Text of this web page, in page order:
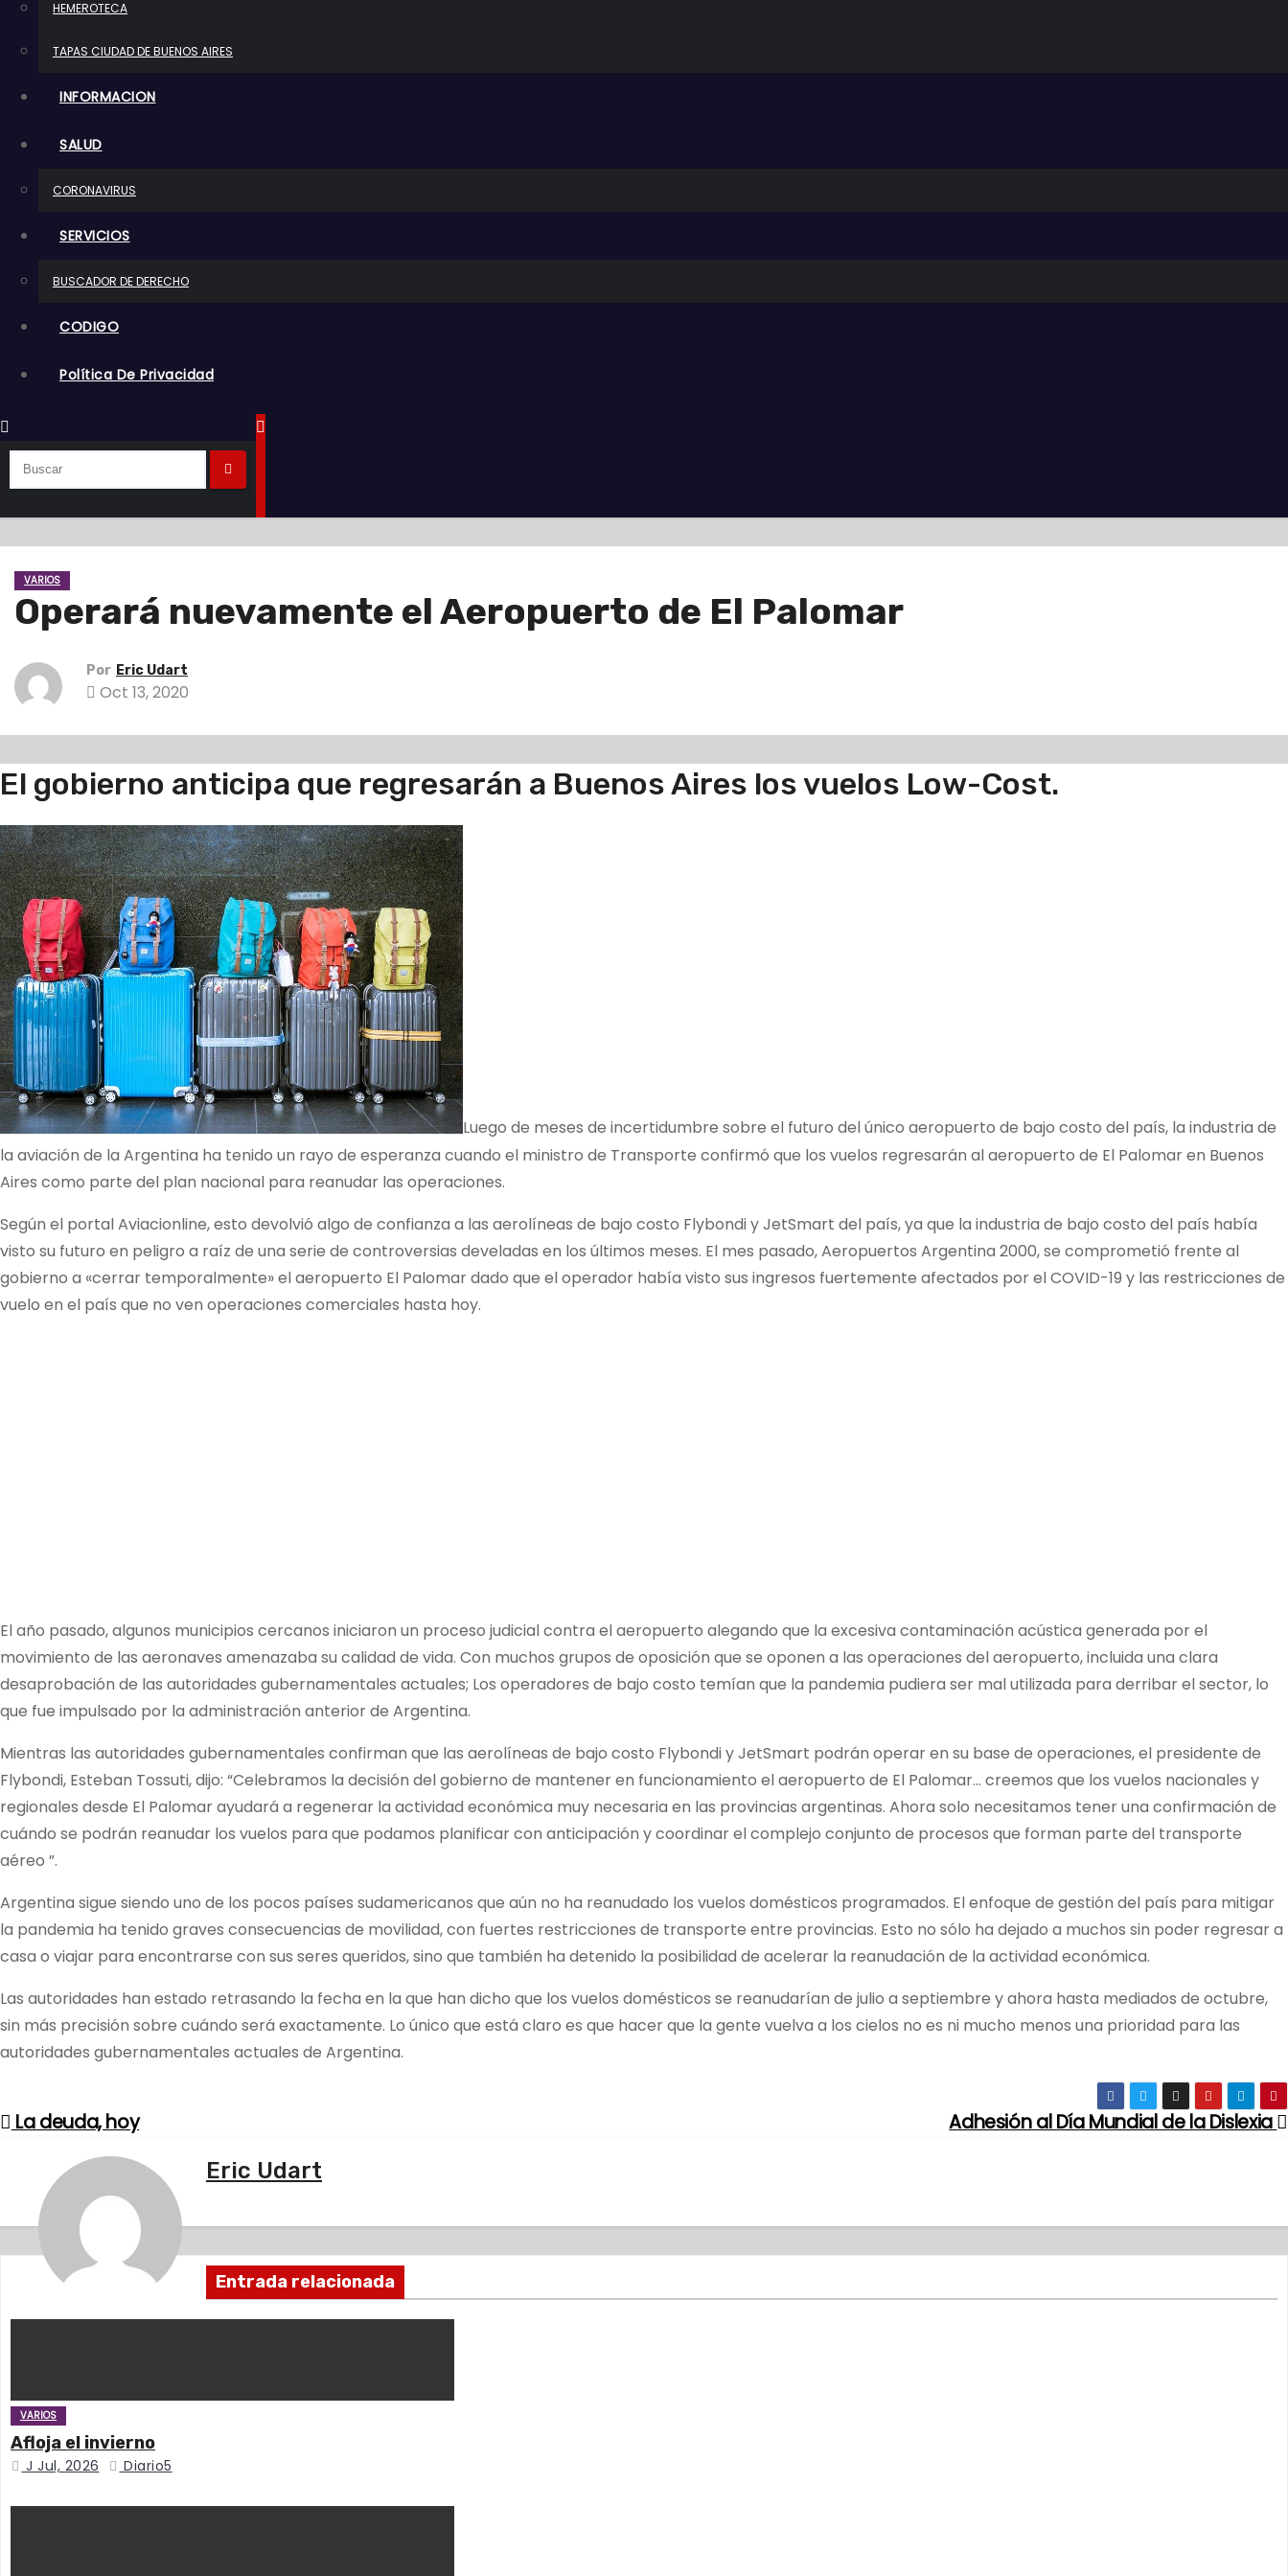
HEMEROTECA
TAPAS CIUDAD DE BUENOS AIRES
INFORMACION
SALUD
CORONAVIRUS
SERVICIOS
BUSCADOR DE DERECHO
CODIGO
Política De Privacidad
VARIOS
Operará nuevamente el Aeropuerto de El Palomar
Por Eric Udart
Oct 13, 2020
El gobierno anticipa que regresarán a Buenos Aires los vuelos Low-Cost.
Luego de meses de incertidumbre sobre el futuro del único aeropuerto de bajo costo del país, la industria de
la aviación de la Argentina ha tenido un rayo de esperanza cuando el ministro de Transporte confirmó que los vuelos regresarán al aeropuerto de El Palomar en Buenos
Aires como parte del plan nacional para reanudar las operaciones.
Según el portal Aviacionline, esto devolvió algo de confianza a las aerolíneas de bajo costo Flybondi y JetSmart del país, ya que la industria de bajo costo del país había
visto su futuro en peligro a raíz de una serie de controversias develadas en los últimos meses. El mes pasado, Aeropuertos Argentina 2000, se comprometió frente al
gobierno a «cerrar temporalmente» el aeropuerto El Palomar dado que el operador había visto sus ingresos fuertemente afectados por el COVID-19 y las restricciones de
vuelo en el país que no ven operaciones comerciales hasta hoy.
El año pasado, algunos municipios cercanos iniciaron un proceso judicial contra el aeropuerto alegando que la excesiva contaminación acústica generada por el
movimiento de las aeronaves amenazaba su calidad de vida. Con muchos grupos de oposición que se oponen a las operaciones del aeropuerto, incluida una clara
desaprobación de las autoridades gubernamentales actuales; Los operadores de bajo costo temían que la pandemia pudiera ser mal utilizada para derribar el sector, lo
que fue impulsado por la administración anterior de Argentina.
Mientras las autoridades gubernamentales confirman que las aerolíneas de bajo costo Flybondi y JetSmart podrán operar en su base de operaciones, el presidente de
Flybondi, Esteban Tossuti, dijo: “Celebramos la decisión del gobierno de mantener en funcionamiento el aeropuerto de El Palomar… creemos que los vuelos nacionales y
regionales desde El Palomar ayudará a regenerar la actividad económica muy necesaria en las provincias argentinas. Ahora solo necesitamos tener una confirmación de
cuándo se podrán reanudar los vuelos para que podamos planificar con anticipación y coordinar el complejo conjunto de procesos que forman parte del transporte
aéreo ”.
Argentina sigue siendo uno de los pocos países sudamericanos que aún no ha reanudado los vuelos domésticos programados. El enfoque de gestión del país para mitigar
la pandemia ha tenido graves consecuencias de movilidad, con fuertes restricciones de transporte entre provincias. Esto no sólo ha dejado a muchos sin poder regresar a
casa o viajar para encontrarse con sus seres queridos, sino que también ha detenido la posibilidad de acelerar la reanudación de la actividad económica.
Las autoridades han estado retrasando la fecha en la que han dicho que los vuelos domésticos se reanudarían de julio a septiembre y ahora hasta mediados de octubre,
sin más precisión sobre cuándo será exactamente. Lo único que está claro es que hacer que la gente vuelva a los cielos no es ni mucho menos una prioridad para las
autoridades gubernamentales actuales de Argentina.
N
e
a
ó
Adhesión al Día Mundial de la Dislexia
La deuda, hoy
Eric Udart
Entrada relacionada
VARIOS
Afloja el invierno
J Jul, 2026 Diario5